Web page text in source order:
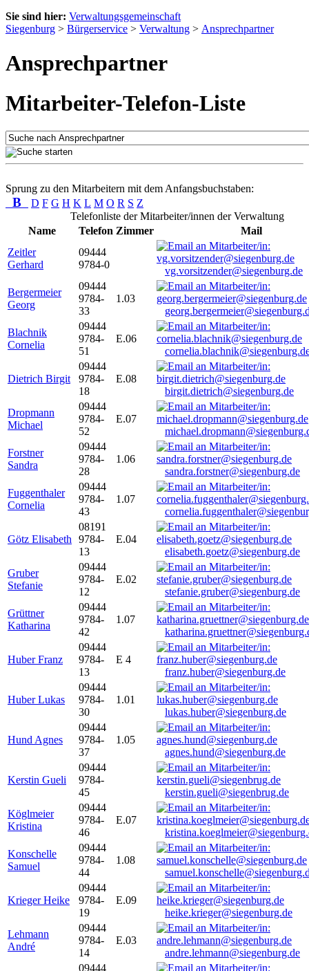
Sie sind hier: Verwaltungsgemeinschaft
Siegenburg > Bürgerservice > Verwaltung > Ansprechpartner
Ansprechpartner
Mitarbeiter-Telefon-Liste
Sprung zu den Mitarbeitern mit dem Anfangsbuchstaben:
B D F G H K L M O R S Z
Telefonliste der Mitarbeiter/innen der Verwaltung
Name
Telefon Zimmer
Mail
Zeitler
Gerhard
09444
9784-0
vg.vorsitzender@siegenburg.de
Bergermeier
Georg
09444
9784-
33
1.03
Blachnik
Cornelia
09444
9784-
51
E.06
Dietrich Birgit
09444
9784-
18
E.08
birgit.dietrich@siegenburg.de
Dropmann
Michael
09444
9784-
52
E.07
Forstner
Sandra
09444
9784-
28
1.06
sandra.forstner@siegenburg.de
Fuggenthaler
Cornelia
09444
9784-
43
1.07
Götz Elisabeth
08191
9784-
13
E.04
elisabeth.goetz@siegenburg.de
Gruber
Stefanie
09444
9784-
12
E.02
stefanie.gruber@siegenburg.de
Grüttner
Katharina
09444
9784-
42
1.07
Huber Franz
09444
9784-
13
E 4
franz.huber@siegenburg.de
Huber Lukas
09444
9784-
30
1.01
lukas.huber@siegenburg.de
Hund Agnes
09444
9784-
37
1.05
agnes.hund@siegenburg.de
Kerstin Gueli
09444
9784-
45
kerstin.gueli@siegenbrug.de
Köglmeier
Kristina
09444
9784-
46
E.07
Konschelle
Samuel
09444
9784-
44
1.08
Krieger Heike
09444
9784-
19
E.09
heike.krieger@siegenburg.de
Lehmann
André
09444
9784-
14
E.03
andre.lehmann@siegenburg.de
09444